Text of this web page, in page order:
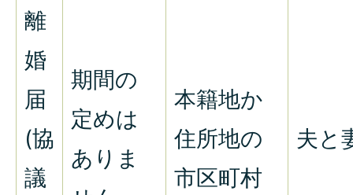
離
婚
届
(協
議
期間の
定めは
ありま
本籍地か
住所地の
市区町村
夫と